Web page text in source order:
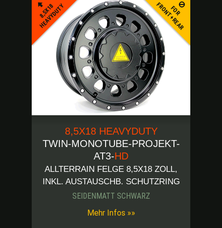
FOR
FRONT+REAR
8,5X18
HEAVYDUTY
8,5X18 HEAVYDUTY
TWIN-MONOTUBE-PROJEKT-
AT3-HD
ALLTERRAIN FELGE 8,5X18 ZOLL,
INKL. AUSTAUSCHB. SCHUTZRING
SEIDENMATT SCHWARZ
Mehr Infos »»